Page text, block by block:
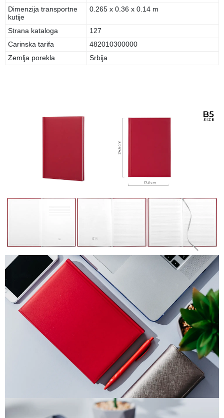
Dimenzija transportne
kutije
0.265 x 0.36 x 0.14 m
Strana kataloga
127
Carinska tarifa
482010300000
Zemlja porekla
Srbija